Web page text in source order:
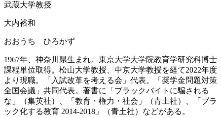
武蔵大学教授
大内裕和
おおうち ひろかず
1967年、神奈川県生まれ。東京大学大学院教育学研究科博士
課程単位取得。松山大学教授、中京大学教授を経て2022年度
より現職。「入試改革を考える会」代表。「奨学金問題対策
全国会議」共同代表。著書に「ブラックバイトに騙される
な」（集英社）、「教育・権力・社会」（青土社）、「ブラ
ック化する教育 2014-2018」（青土社）などがある。